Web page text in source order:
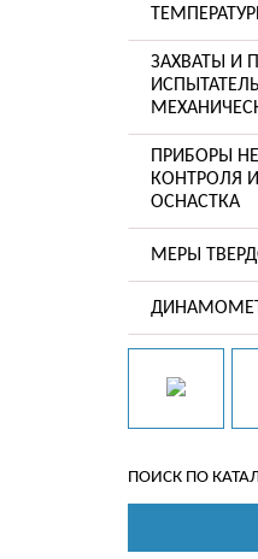
ЗАХВАТЫ И
ПРИБОРЫ
КОНТРОЛЯ
ОСНАСТКА
МЕРЫ
ПОИСК ПО